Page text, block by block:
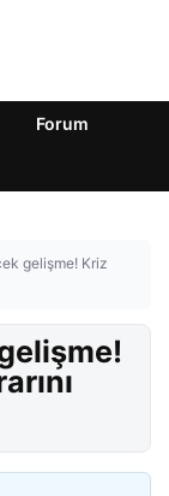
Forum
gelişme! Kriz